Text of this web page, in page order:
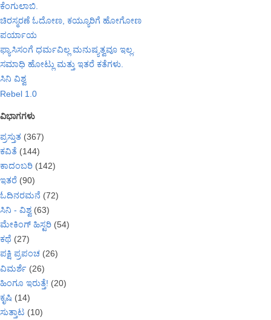
ಕೆಂಗುಲಾಬಿ.
ಚಿರಸ್ಮರಣೆ ಓದೋಣ, ಕಯ್ಯೂರಿಗೆ ಹೋಗೋಣ
ಪರ್ಯಾಯ
ಫ್ಯಾಸಿಸಂಗೆ ಧರ್ಮವಿಲ್ಲ ಮನುಷ್ಯತ್ವವೂ ಇಲ್ಲ.
ಸಮಾಧಿ ಹೋಟ್ಲು ಮತ್ತು ಇತರೆ ಕತೆಗಳು.
ಸಿನಿ ವಿಶ್ವ
Rebel 1.0
ವಿಭಾಗಗಳು
ಪ್ರಸ್ತುತ (367)
ಕವಿತೆ (144)
ಕಾದಂಬರಿ (142)
ಇತರೆ (90)
ಓದಿನರಮನೆ (72)
ಸಿನಿ - ವಿಶ್ವ (63)
ಮೇಕಿಂಗ್ ಹಿಸ್ಟರಿ (54)
ಕಥೆ (27)
ಪಕ್ಷಿ ಪ್ರಪಂಚ (26)
ವಿಮರ್ಶೆ (26)
ಹಿಂಗೂ ಇರುತ್ತೆ! (20)
ಕೃಷಿ (14)
ಸುತ್ತಾಟ (10)